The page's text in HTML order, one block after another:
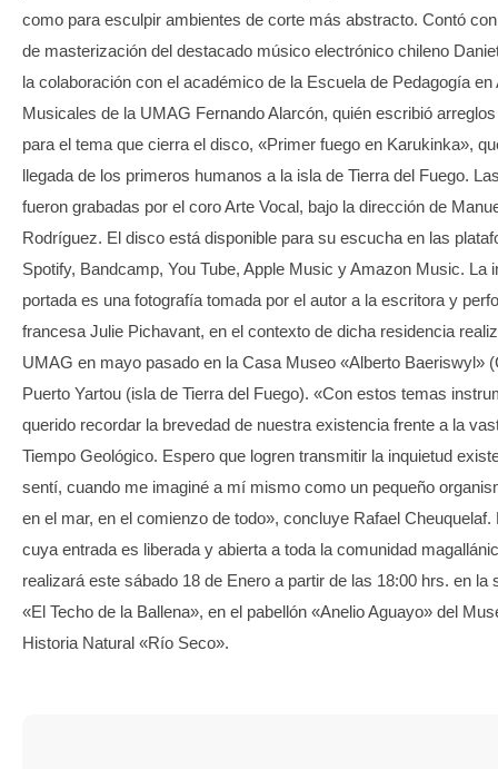
como para esculpir ambientes de corte más abstracto. Contó
de masterización del destacado músico electrónico chileno
la colaboración con el académico de la Escuela de Pedagogía en
Musicales de la UMAG Fernando Alarcón, quién escribió
para el tema que cierra el disco, «Primer fuego en Karukinka»,
llegada de los primeros humanos a la isla de Tierra del Fuego.
fueron grabadas por el coro Arte Vocal, bajo la dirección de
Rodríguez. El disco está disponible para su escucha en las
Spotify, Bandcamp, You Tube, Apple Music y Amazon Music. La
portada es una fotografía tomada por el autor a la escritora y
francesa Julie Pichavant, en el contexto de dicha residencia
UMAG en mayo pasado en la Casa Museo «Alberto Baeriswyl»
Puerto Yartou (isla de Tierra del Fuego). «Con estos temas
querido recordar la brevedad de nuestra existencia frente a la
Tiempo Geológico. Espero que logren transmitir la inquietud
sentí, cuando me imaginé a mí mismo como un pequeño
en el mar, en el comienzo de todo», concluye Rafael Cheuquelaf.
cuya entrada es liberada y abierta a toda la comunidad
realizará este sábado 18 de Enero a partir de las 18:00 hrs. en la
«El Techo de la Ballena», en el pabellón «Anelio Aguayo» del
Historia Natural «Río Seco».